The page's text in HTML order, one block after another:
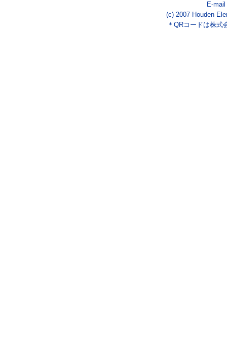
E-mail
(c) 2007 Houden
＊QRコードは株式